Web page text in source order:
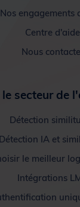
Nos engagements
Centre d'aide
Nous
le secteur de
Détection
Détection IA et
le meilleur
Intégrations